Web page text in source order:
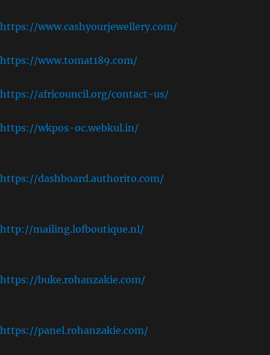
https://www.cashyourjewellery.com/
https://www.tomat189.com/
https://africouncil.org/contact-us/
https://wkpos-oc.webkul.in/
https://dashboard.authorito.com/
http://mailing.lofboutique.nl/
https://buke.rohanzakie.com/
https://panel.rohanzakie.com/